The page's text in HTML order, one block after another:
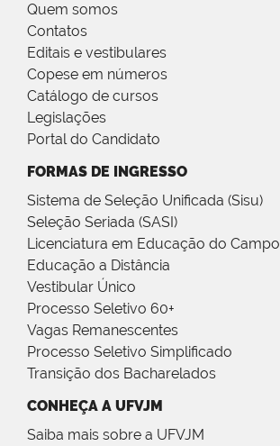
Quem somos
Contatos
Editais e vestibulares
Copese em números
Catálogo de cursos
Legislações
Portal do Candidato
FORMAS DE INGRESSO
Sistema de Seleção Unificada (Sisu)
Seleção Seriada (SASI)
Licenciatura em Educação do Campo
Educação a Distância
Vestibular Único
Processo Seletivo 60+
Vagas Remanescentes
Processo Seletivo Simplificado
Transição dos Bacharelados
CONHEÇA A UFVJM
Saiba mais sobre a UFVJM